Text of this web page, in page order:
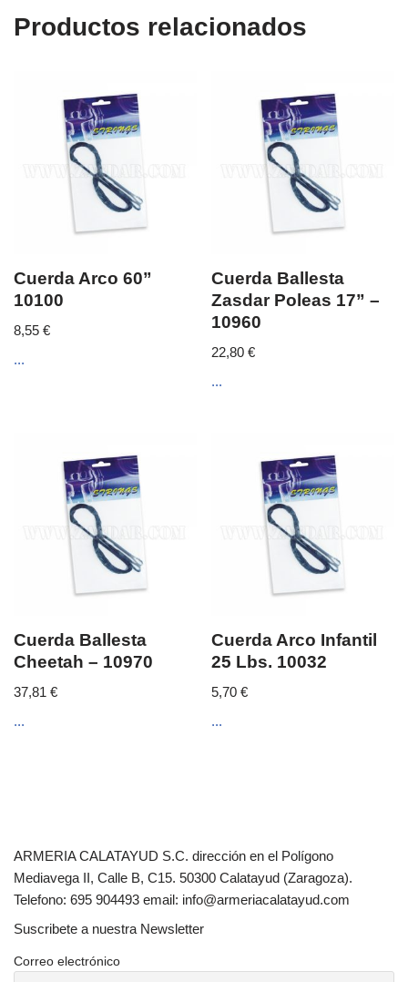
Productos relacionados
Cuerda Arco 60”
10100
8,55 €
...
Cuerda Ballesta
Zasdar Poleas 17” –
10960
22,80€
...
Cuerda Ballesta
Cheetah – 10970
37,81 €
...
Cuerda Arco Infantil
25 Lbs. 10032
5,70€
...
ARMERIA CALATAYUD S.C. dirección en el Polígono
Mediavega II, Calle B, C15. 50300 Calatayud (Zaragoza).
Telefono: 695 904493 email: info@armeriacalatayud.com
Suscribete a nuestra Newsletter
Correo electrónico